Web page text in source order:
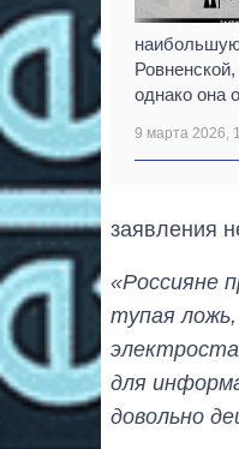
однако она
9 марта 2026,
заявления
«Россияне
тупая
для
довольно